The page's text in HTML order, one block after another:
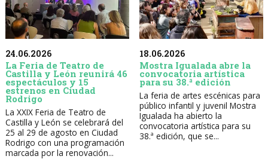
24.06.2026
La Feria de Teatro de
Castilla y León reunirá 46
espectáculos y 15
estrenos en Ciudad
Rodrigo
La XXIX Feria de Teatro de
Castilla y León se celebrará del
25 al 29 de agosto en Ciudad
Rodrigo con una programación
marcada por la renovación...
18.06.2026
Mostra Igualada abre la
convocatoria artística
para su 38.ª edición
La feria de artes escénicas para
público infantil y juvenil Mostra
Igualada ha abierto la
convocatoria artística para su
38.ª edición, que se...